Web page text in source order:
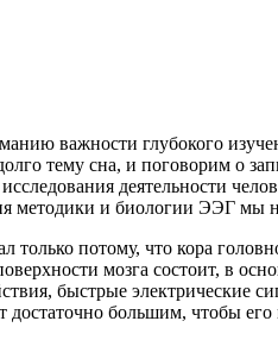
важности глубокого
тему сна, и поговорим о
деятельности
методики и биологии ЭЭГ мы
потому, что кора
мозга состоит, в
быстрые электрические
достаточно большим, чтобы